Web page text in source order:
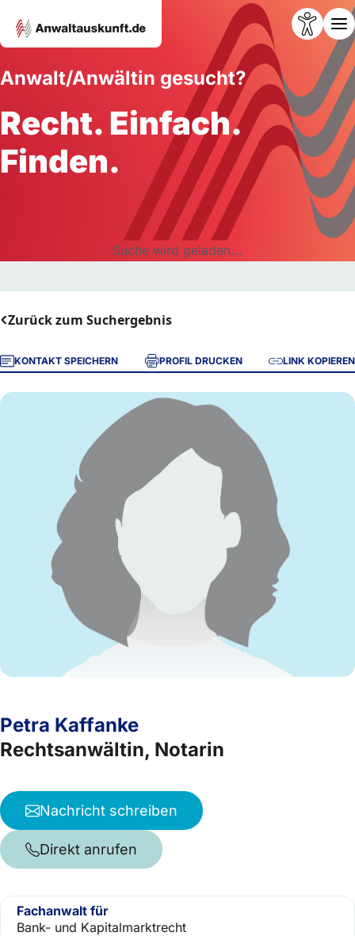
Anwalt/Anwältin gesucht?
Recht. Einfach.
Finden.
Suche wird geladen...
Zurück zum Suchergebnis
KONTAKT SPEICHERN PROFIL DRUCKEN LINK KOPIEREN
Petra Kaffanke
Rechtsanwältin, Notarin
Nachricht schreiben
Direkt anrufen
Fachanwalt für
Bank- und Kapitalmarktrecht